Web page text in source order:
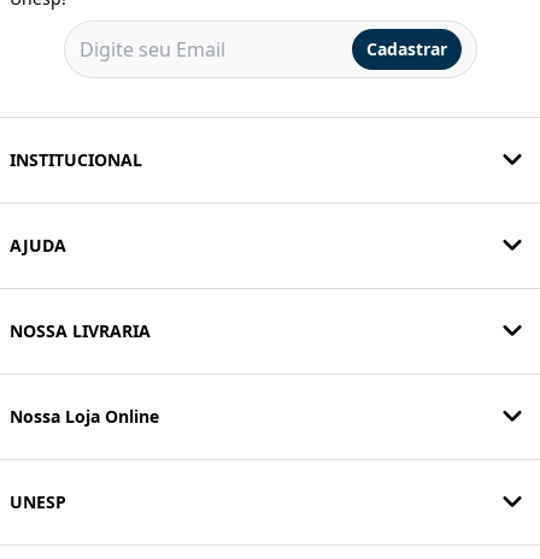
Cadastrar
INSTITUCIONAL
AJUDA
NOSSA LIVRARIA
Nossa Loja Online
UNESP